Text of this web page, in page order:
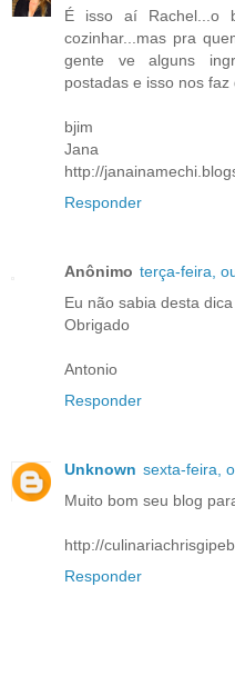
É isso aí Rachel...o
cozinhar...mas pra
gente ve alguns
postadas e isso nos faz
bjim
Jana
http://
Responder
Anônimo terça-feira,
Eu não sabia desta
Obrigado
Antonio
Responder
Unknown sexta-feira,
Muito bom seu blog
http://
Responder